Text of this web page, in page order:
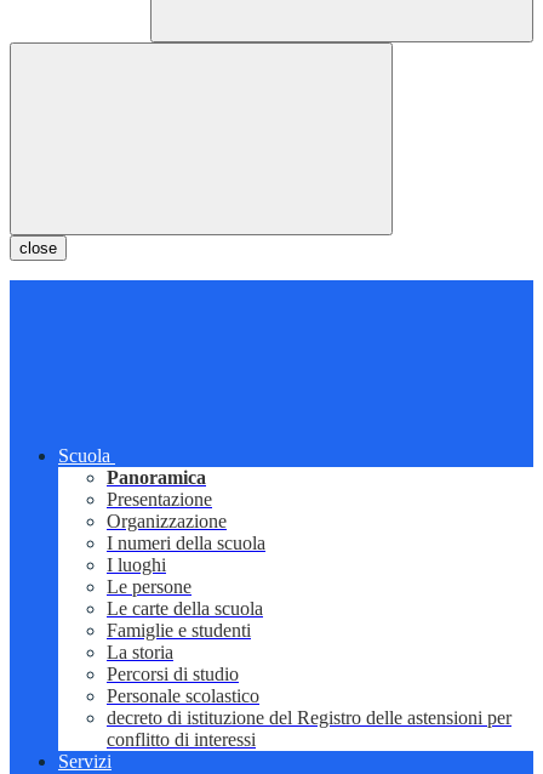
close
Scuola
Panoramica
Presentazione
Organizzazione
I numeri della scuola
I luoghi
Le persone
Le carte della scuola
Famiglie e studenti
La storia
Percorsi di studio
Personale scolastico
decreto di istituzione del Registro delle astensioni per
conflitto di interessi
Servizi